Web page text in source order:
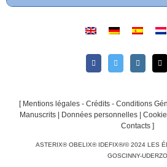
[ Mentions légales - Crédits - Conditions
Manuscrits
Données personnelles
Contacts ]
ASTERIX® OBELIX® IDEFIX®/© 2024 LES
GOSCINNY-UDERZO